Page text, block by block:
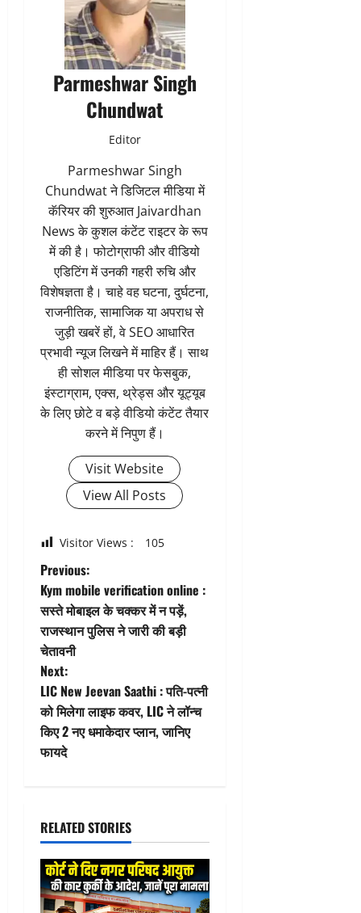
Parmeshwar Singh
Chundwat
Editor
Parmeshwar Singh
Chundwat ने डिजिटल मीडिया में
कॅरियर की शुरुआत Jaivardhan
News के कुशल कंटेंट राइटर के रूप
में की है। फोटोग्राफी और वीडियो
एडिटिंग में उनकी गहरी रुचि और
विशेषज्ञता है। चाहे वह घटना, दुर्घटना,
राजनीतिक, सामाजिक या अपराध से
जुड़ी खबरें हों, वे SEO आधारित
प्रभावी न्यूज लिखने में माहिर हैं। साथ
ही सोशल मीडिया पर फेसबुक,
इंस्टाग्राम, एक्स, थ्रेड्स और यूट्यूब
के लिए छोटे व बड़े वीडियो कंटेंट तैयार
करने में निपुण हैं।
Visit Website
View All Posts
Visitor Views : 105
P
o
s
t
n
a
i
g
a
Previous:
Kym mobile verification online :
सस्ते मोबाइल के चक्कर में न पड़ें,
राजस्थान पुलिस ने जारी की बड़ी
चेतावनी
Next:
LIC New Jeevan Saathi : पति-पत्नी
को मिलेगा लाइफ कवर, LIC ने लॉन्च
किए 2 नए धमाकेदार प्लान, जानिए
फायदे
RELATED STORIES